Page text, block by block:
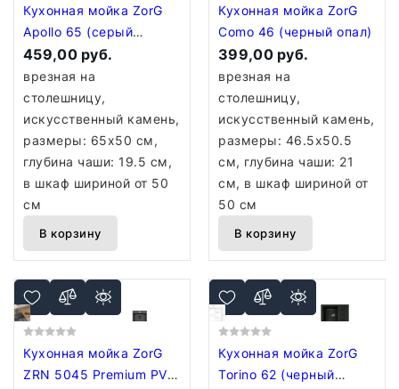
Кухонная мойка ZorG
Apollo 65 (серый
жемчуг)
459,00 руб.
врезная на
столешницу,
искусственный камень,
размеры: 65x50 см,
глубина чаши: 19.5 см,
в шкаф шириной от 50
см
В корзину
Кухонная мойка ZorG
Como 46 (черный опал)
399,00 руб.
врезная на
столешницу,
искусственный камень,
размеры: 46.5x50.5
см, глубина чаши: 21
см, в шкаф шириной от
50 см
В корзину
Кухонная мойка ZorG
ZRN 5045 Premium PVD
Кухонная мойка ZorG
Torino 62 (черный